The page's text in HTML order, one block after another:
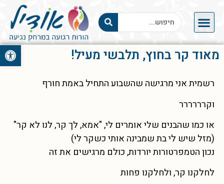
פתח מאוד קר בחוץ, תלבשי מעיל!
רשמית אני מרגישה שהשבוע התחיל באמת חורף
וקרררררר
או כמו שהבנים שלי אומרים לי, "אמא, לך קר, לנו לא קר"
(מזל שיש לי בת שמבינה אותי כשקר לי)
נכון הטמפרטורות יורדות, כולם מרגישים את זה
לחלקנו קר, ולחלקנו פחות